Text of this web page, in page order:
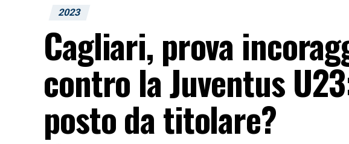
2023
Cagliari, prova
contro la Juventus
posto da titolare?